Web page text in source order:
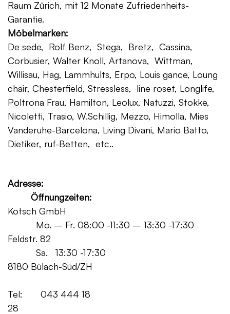
Raum Zürich, mit 12 Monate Zufriedenheits-
Garantie.
Möbelmarken:
De sede, Rolf Benz, Stega, Bretz, Cassina,
Corbusier, Walter Knoll, Artanova, Wittman,
Willisau, Hag, Lammhults, Erpo, Louis gance, Loung
chair, Chesterfield, Stressless, line roset, Longlife,
Poltrona Frau, Hamilton, Leolux, Natuzzi, Stokke,
Nicoletti, Trasio, W.Schillig, Mezzo, Himolla, Mies
Vanderuhe-Barcelona, Living Divani, Mario Batto,
Dietiker, ruf-Betten, etc..
Adresse:
Öffnungzeiten:
Kotsch GmbH
Mo. – Fr. 08:00 -11:30 – 13:30 -17:30
Feldstr. 82
Sa. 13:30 -17:30
8180 Bülach-Süd/ZH
Tel: 043 444 18
28